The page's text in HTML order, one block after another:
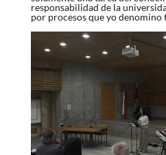
responsabilidad de la
por procesos que yo denomino